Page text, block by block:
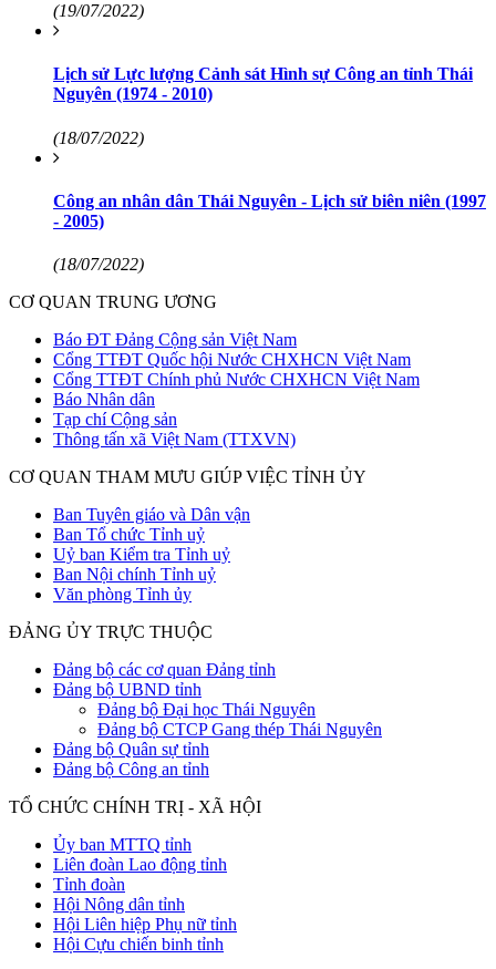
(19/07/2022)
Lịch sử Lực lượng Cảnh sát Hình sự Công an tỉnh Thái
Nguyên (1974 - 2010)
(18/07/2022)
Công an nhân dân Thái Nguyên - Lịch sử biên niên (1997
- 2005)
(18/07/2022)
CƠ QUAN TRUNG ƯƠNG
Báo ĐT Đảng Cộng sản Việt Nam
Cổng TTĐT Quốc hội Nước CHXHCN Việt Nam
Cổng TTĐT Chính phủ Nước CHXHCN Việt Nam
Báo Nhân dân
Tạp chí Cộng sản
Thông tấn xã Việt Nam (TTXVN)
CƠ QUAN THAM MƯU GIÚP VIỆC TỈNH ỦY
Ban Tuyên giáo và Dân vận
Ban Tổ chức Tỉnh uỷ
Uỷ ban Kiểm tra Tỉnh uỷ
Ban Nội chính Tỉnh uỷ
Văn phòng Tỉnh ủy
ĐẢNG ỦY TRỰC THUỘC
Đảng bộ các cơ quan Đảng tỉnh
Đảng bộ UBND tỉnh
Đảng bộ Đại học Thái Nguyên
Đảng bộ CTCP Gang thép Thái Nguyên
Đảng bộ Quân sự tỉnh
Đảng bộ Công an tỉnh
TỔ CHỨC CHÍNH TRỊ - XÃ HỘI
Ủy ban MTTQ tỉnh
Liên đoàn Lao động tỉnh
Tỉnh đoàn
Hội Nông dân tỉnh
Hội Liên hiệp Phụ nữ tỉnh
Hội Cựu chiến binh tỉnh